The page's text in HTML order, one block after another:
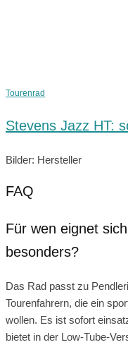
Tourenrad
Stevens Jazz HT:
Bilder: Hersteller
FAQ
Für wen eignet
besonders?
Das Rad passt zu
Tourenfahrern, die ein
wollen. Es ist sofort
bietet in der Low-Tube-